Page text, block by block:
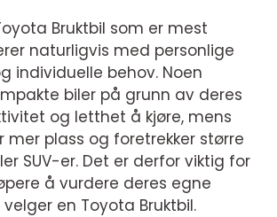
Bruktbil som er mest
naturligvis med personlige
individuelle behov. Noen
biler på grunn av deres
og letthet å kjøre, mens
mer plass og foretrekker større
SUV-er. Det er derfor viktig for
å vurdere deres egne
en Toyota Bruktbil.